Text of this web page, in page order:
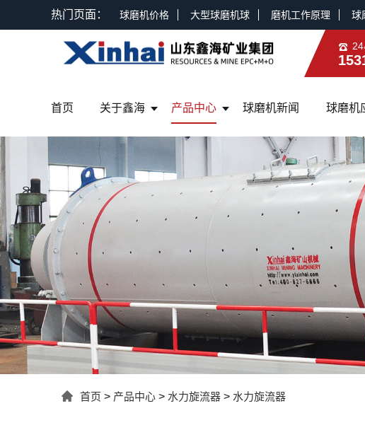
热门页面： 球磨机价格 大型球磨机球 磨机工作原理 球
首页 关于鑫海 产品中心 球磨机新闻 球磨机
首页 > 产品中心 > 水力旋流器 > 水力旋流器